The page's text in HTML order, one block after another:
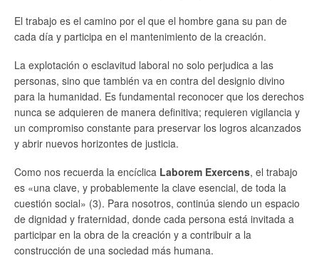
El trabajo es el camino por el que el hombre gana su pan de
cada día y participa en el mantenimiento de la creación.
La explotación o esclavitud laboral no solo perjudica a las
personas, sino que también va en contra del designio divino
para la humanidad. Es fundamental reconocer que los derechos
nunca se adquieren de manera definitiva; requieren vigilancia y
un compromiso constante para preservar los logros alcanzados
y abrir nuevos horizontes de justicia.
Como nos recuerda la encíclica Laborem Exercens, el trabajo
es «una clave, y probablemente la clave esencial, de toda la
cuestión social» (3). Para nosotros, continúa siendo un espacio
de dignidad y fraternidad, donde cada persona está invitada a
participar en la obra de la creación y a contribuir a la
construcción de una sociedad más humana.